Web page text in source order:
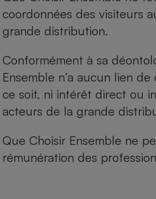
coordonnées des visiteurs
grande distribution.
Conformément à sa
Ensemble n’a aucun lien
ce soit, ni intérêt direct ou
acteurs de la grande
Que Choisir Ensemble ne
rémunération des